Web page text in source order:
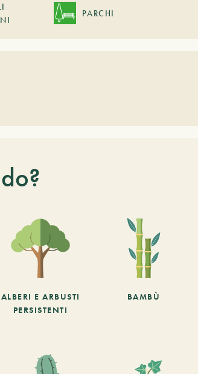
PARCHI
ALBERI E ARBUSTI
PERSISTENTI
BAMBÙ